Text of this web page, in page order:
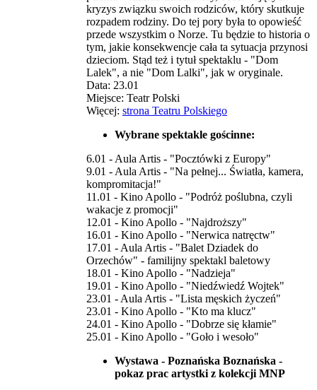
kryzys związku swoich rodziców, który skutkuje
rozpadem rodziny. Do tej pory była to opowieść
przede wszystkim o Norze. Tu będzie to historia o
tym, jakie konsekwencje cała ta sytuacja przynosi
dzieciom. Stąd też i tytuł spektaklu - "Dom
Lalek", a nie "Dom Lalki", jak w oryginale.
Data: 23.01
Miejsce: Teatr Polski
Więcej: strona Teatru Polskiego
Wybrane spektakle gościnne:
6.01 - Aula Artis - "Pocztówki z Europy"
9.01 - Aula Artis - "Na pełnej... Światła, kamera,
kompromitacja!"
11.01 - Kino Apollo - "Podróż poślubna, czyli
wakacje z promocji"
12.01 - Kino Apollo - "Najdroższy"
16.01 - Kino Apollo - "Nerwica natręctw"
17.01 - Aula Artis - "Balet Dziadek do
Orzechów" - familijny spektakl baletowy
18.01 - Kino Apollo - "Nadzieja"
19.01 - Kino Apollo - "Niedźwiedź Wojtek"
23.01 - Aula Artis - "Lista męskich życzeń"
23.01 - Kino Apollo - "Kto ma klucz"
24.01 - Kino Apollo - "Dobrze się kłamie"
25.01 - Kino Apollo - "Goło i wesoło"
Wystawa - Poznańska Boznańska -
pokaz prac artystki z kolekcji MNP